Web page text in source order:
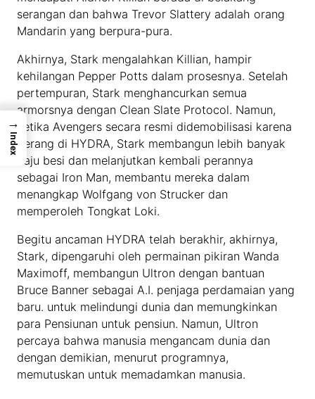
serangan dan bahwa Trevor Slattery adalah orang
Mandarin yang berpura-pura.
Akhirnya, Stark mengalahkan Killian, hampir
kehilangan Pepper Potts dalam prosesnya. Setelah
pertempuran, Stark menghancurkan semua
armorsnya dengan Clean Slate Protocol. Namun,
ketika Avengers secara resmi didemobilisasi karena
Perang di HYDRA, Stark membangun lebih banyak
baju besi dan melanjutkan kembali perannya
sebagai Iron Man, membantu mereka dalam
menangkap Wolfgang von Strucker dan
memperoleh Tongkat Loki.
Begitu ancaman HYDRA telah berakhir, akhirnya,
Stark, dipengaruhi oleh permainan pikiran Wanda
Maximoff, membangun Ultron dengan bantuan
Bruce Banner sebagai A.I. penjaga perdamaian yang
baru. untuk melindungi dunia dan memungkinkan
para Pensiunan untuk pensiun. Namun, Ultron
percaya bahwa manusia mengancam dunia dan
dengan demikian, menurut programnya,
memutuskan untuk memadamkan manusia.
→
Index